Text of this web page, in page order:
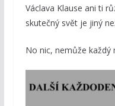
Václava Klause ani ti
skutečný svět je jiný
No nic, nemůže každý